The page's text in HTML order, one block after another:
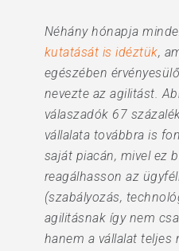
Néhány hónapja
kutatását is idéztük,
egészében
nevezte az agilitást.
válaszadók 67
vállalata továbbra is
saját piacán, mivel ez
reagálhasson az
(szabályozás,
agilitásnak így nem
hanem a vállalat teljes